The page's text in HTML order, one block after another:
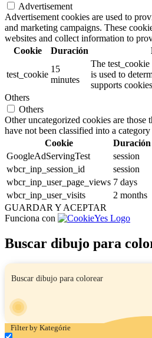
Advertisement
Advertisement cookies are used to
and marketing campaigns. These
websites and collect information to
Cookie
Duración
test_cookie
15
minutes
The
is used to
supports
Others
Others
Other uncategorized cookies are those
have not been classified into a category
Cookie
Duración
GoogleAdServingTest
session
wbcr_inp_session_id
session
wbcr_inp_user_page_views 7 days
wbcr_inp_user_visits
2 months
GUARDAR Y ACEPTAR
Funciona con
Buscar dibujo para
Filter by Kategórie